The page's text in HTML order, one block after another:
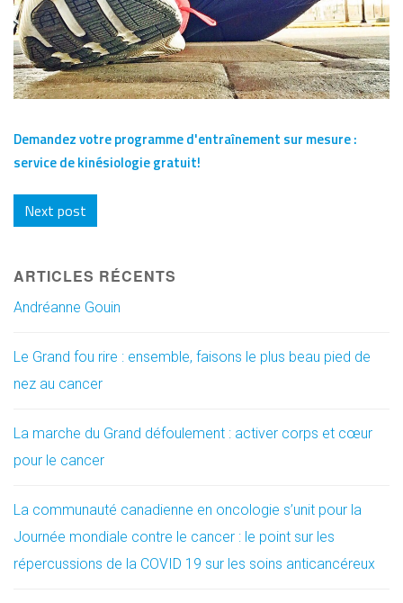
Demandez votre programme d'entraînement sur mesure :
service de kinésiologie gratuit!
Next post
ARTICLES RÉCENTS
Andréanne Gouin
Le Grand fou rire : ensemble, faisons le plus beau pied de
nez au cancer
La marche du Grand défoulement : activer corps et cœur
pour le cancer
La communauté canadienne en oncologie s’unit pour la
Journée mondiale contre le cancer : le point sur les
répercussions de la COVID 19 sur les soins anticancéreux